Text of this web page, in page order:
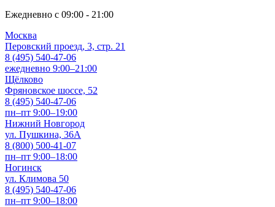
Ежедневно с 09:00 - 21:00
Москва
Перовский проезд, 3, стр. 21
8 (495) 540-47-06
ежедневно 9:00–21:00
Щёлково
Фряновское шоссе, 52
8 (495) 540-47-06
пн–пт 9:00–19:00
Нижний Новгород
ул. Пушкина, 36А
8 (800) 500-41-07
пн–пт 9:00–18:00
Ногинск
ул. Климова 50
8 (495) 540-47-06
пн–пт 9:00–18:00